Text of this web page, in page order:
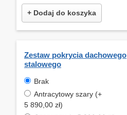
+ Dodaj do koszyka
Zestaw pokrycia dachowego
stalowego
Brak
Antracytowy szary (+
5 890,00 zł)